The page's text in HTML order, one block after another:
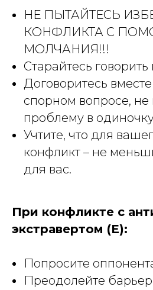
НЕ ПЫТАЙТЕСЬ
КОНФЛИКТА С
МОЛЧАНИЯ!!!
Старайтесь говорить
Договоритесь
спорном вопросе,
проблему в
Учтите, что для
конфликт – не
для вас.
При конфликте с
экстравертом (Е):
Попросите
Преодолейте